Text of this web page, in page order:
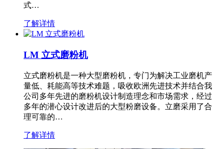
式…
了解详情
LM 立式磨粉机
立式磨粉机是一种大型磨粉机，专门为解决工业磨机产
量低、耗能高等技术难题，吸收欧洲先进技术并结合我
公司多年先进的磨粉机设计制造理念和市场需求，经过
多年的潜心设计改进后的大型粉磨设备。立磨采用了合
理可靠的…
了解详情